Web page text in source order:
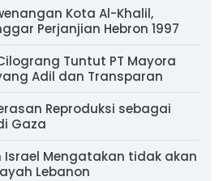
Kota Al-Khalil,
Perjanjian Hebron 1997
Tuntut PT Mayora
Adil dan Transparan
Reproduksi sebagai
Gaza
Israel Mengatakan tidak akan
Lebanon